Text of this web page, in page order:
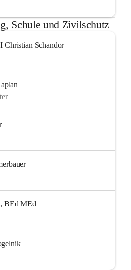
Schule und Zivilschutz
Schandor
BEd MEd